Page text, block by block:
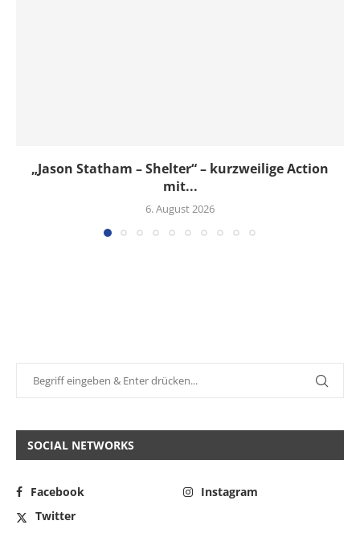
„Jason Statham – Shelter“ – kurzweilige Action
mit...
6. August 2026
SOCIAL NETWORKS
Facebook
Instagram
Twitter